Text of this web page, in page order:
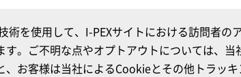
術を使用して、I-PEXサイトにおける訪問者
。ご不明な点やオプトアウトについては、当
お客様は当社によるCookieとその他トラッ